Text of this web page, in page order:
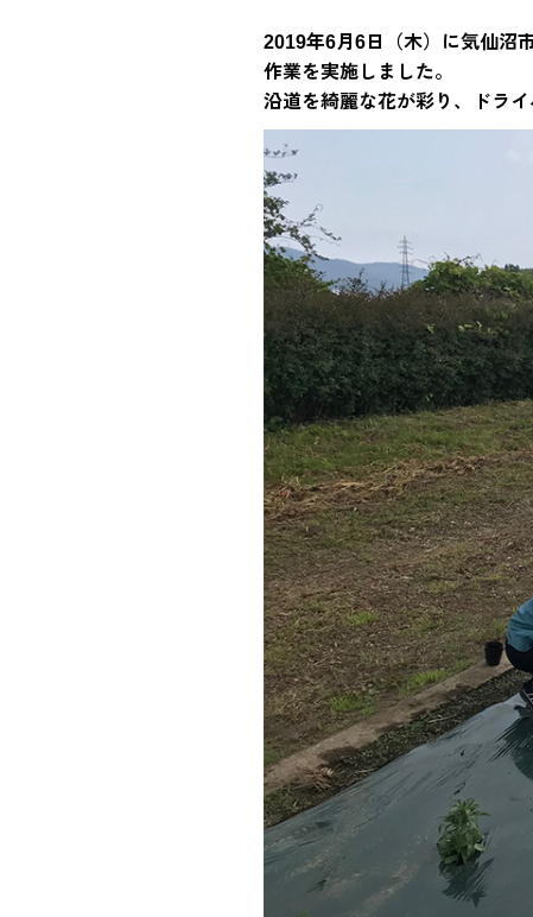
2019年6月6日（木）に気仙沼
作業を実施しました。
沿道を綺麗な花が彩り、ドラ